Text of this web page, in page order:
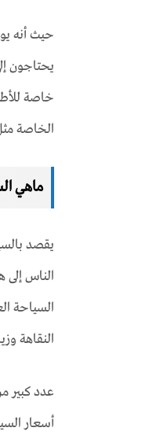
حيث أنه
يحتاجون
خاصة
الخاصة
ماهي
يقصد
الناس إلى
السياحة
النقاهة
عدد كبير